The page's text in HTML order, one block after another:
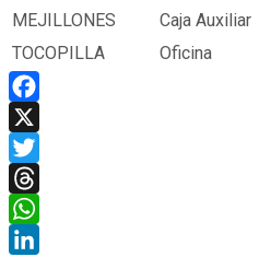
MEJILLONES
Caja Auxiliar
TOCOPILLA
Oficina
Facebook
X
Twitter
Threads
WhatsApp